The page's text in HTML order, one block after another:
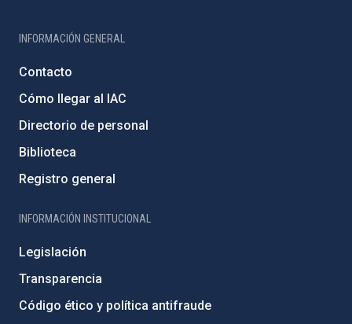
INFORMACIÓN GENERAL
Contacto
Cómo llegar al IAC
Directorio de personal
Biblioteca
Registro general
INFORMACIÓN INSTITUCIONAL
Legislación
Transparencia
Código ético y política antifraude